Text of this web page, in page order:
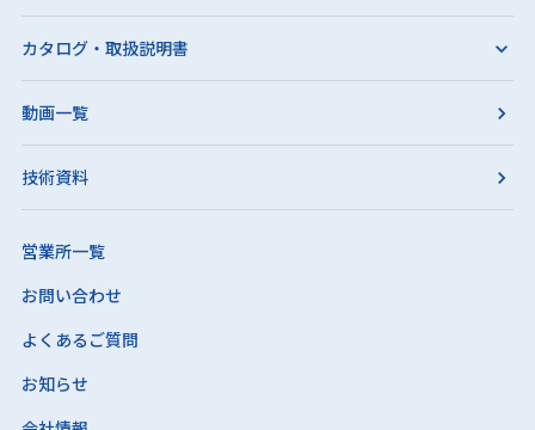
カタログ・取扱説明書
動画一覧
技術資料
営業所一覧
お問い合わせ
よくあるご質問
お知らせ